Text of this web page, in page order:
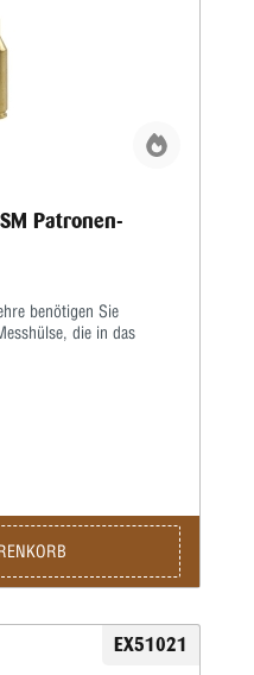
Patronen-
benötigen Sie
die in das
EX51021